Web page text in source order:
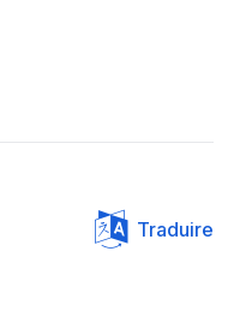
Traduire